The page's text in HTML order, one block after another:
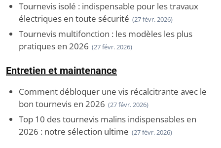
Tournevis isolé : indispensable pour les travaux
électriques en toute sécurité (27 févr. 2026)
Tournevis multifonction : les modèles les plus
pratiques en 2026 (27 févr. 2026)
Entretien et maintenance
Comment débloquer une vis récalcitrante avec le
bon tournevis en 2026 (27 févr. 2026)
Top 10 des tournevis malins indispensables en
2026 : notre sélection ultime (27 févr. 2026)